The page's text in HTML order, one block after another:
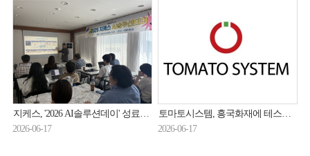
지케스, '2026 AI솔루션데이' 성료… AI관제·AI공공안전 전략 집중 점검
2026-06-17
토마토시스템, 흥국화재에 테스트 자동화 솔루션 '아이큐봇' 공급
2026-06-17